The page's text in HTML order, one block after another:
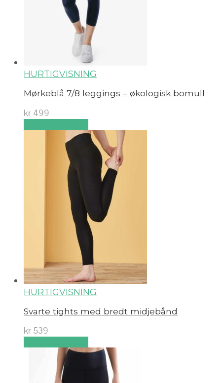
HURTIGVISNING
Mørkeblå 7/8 leggings – økologisk bomull
kr 499
HURTIGVISNING
Svarte tights med bredt midjebånd
kr 539